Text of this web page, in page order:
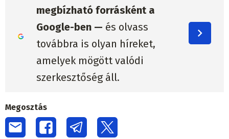
megbízható forrásként a
Google-ben — és olvass
továbbra is olyan híreket,
amelyek mögött valódi
szerkesztőség áll.
Megosztás